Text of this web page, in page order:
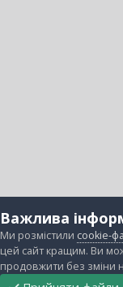
Важлива
Ми розмістили cookie-
цей сайт кращим. Ви
продовжити без зміни